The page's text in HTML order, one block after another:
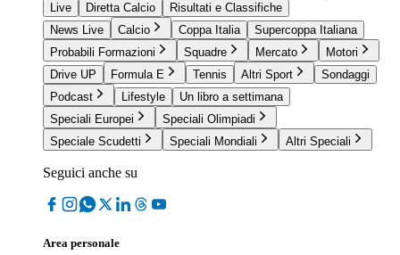
Live
Diretta Calcio
Risultati e Classifiche
News Live
Calcio Coppa Italia
Supercoppa Italiana
Probabili Formazioni
Squadre Mercato
Motori
Drive UP
Formula E Tennis Altri Sport
Sondaggi
Podcast
Lifestyle
Un libro a settimana
Speciali Europei
Speciali Olimpiadi
Speciale Scudetti
Speciali Mondiali Altri Speciali
Seguici anche su
Area personale